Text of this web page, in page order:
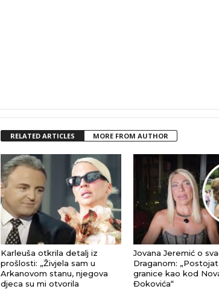
RELATED ARTICLES MORE FROM AUTHOR
Karleuša otkrila detalj iz
prošlosti: „Živjela sam u
Arkanovom stanu, njegova
djeca su mi otvorila
Jovana Jeremić o
Draganom:
granice kao kod
Đokovića“